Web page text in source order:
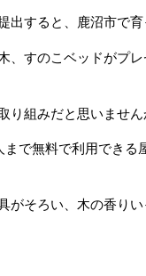
出すると、鹿沼市で
、すのこベッドがプ
り組みだと思いません
で無料で利用できる
がそろい、木の香り